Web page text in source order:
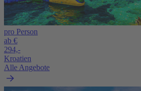
pro Person
ab €
294,-
Kroatien
Alle Angebote